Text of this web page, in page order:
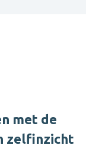
met de
zelfinzicht